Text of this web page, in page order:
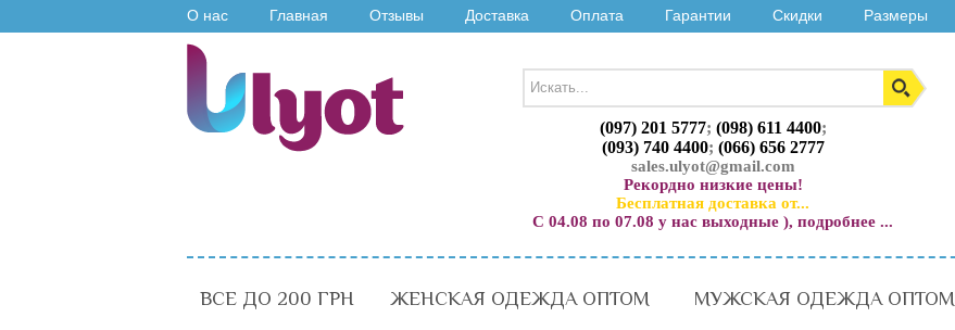
О нас Главная Отзывы Доставка Оплата Гарантии Скидки Размеры
(097) 201 5777; (098) 611 4400;
(093) 740 4400; (066) 656 2777
sales.ulyot@gmail.com
Рекордно низкие цены!
Бесплатная доставка от...
С 04.08 по 07.08 у нас выходные ), подробнее ...
ВСЕ ДО 200 ГРН ЖЕНСКАЯ ОДЕЖДА ОПТОМ МУЖСКАЯ ОДЕЖДА ОПТОМ